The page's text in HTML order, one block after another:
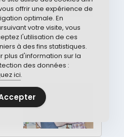
offrir une expérience de
optimale. En
votre visite, vous
l'utilisation de ces
à des fins statistiques.
plus d'information sur la
des données :
ici.